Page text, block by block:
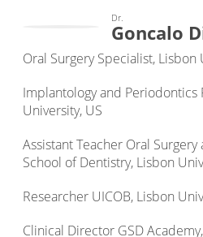
Dr.
Goncalo
Oral Surgery Specialist, Lisbon
Implantology and Periodontics
University, US
Assistant Teacher Oral Surgery
School of Dentistry, Lisbon
Researcher UICOB, Lisbon
Clinical Director GSD